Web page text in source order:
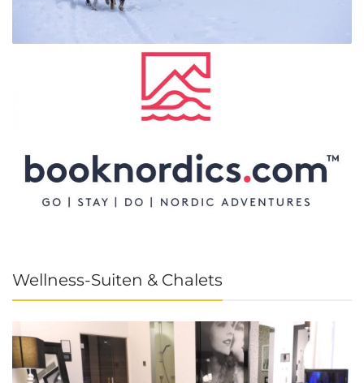
Wellness-Suiten & Chalets